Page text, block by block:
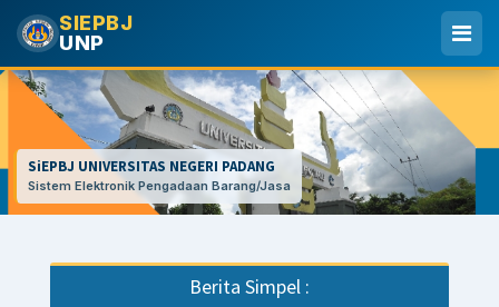
SIEPBJ
UNP
SiEPBJ UNIVERSITAS NEGERI PADANG
Sistem Elektronik Pengadaan Barang/Jasa
Berita Simpel :